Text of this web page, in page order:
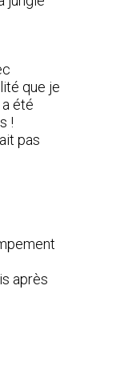
que je
été
!
pas
après